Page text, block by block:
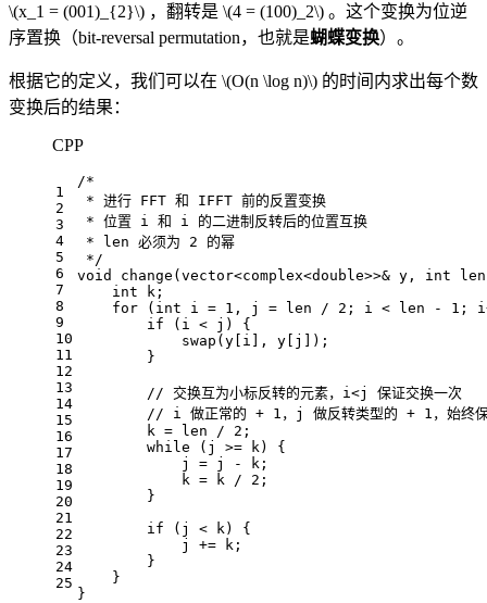
\(x_1 = (001)_{2}\) ，翻转是 \(4 = (100)_2\) 。这个变换为位逆
序置换（bit-reversal permutation，也就是蝴蝶变换）。
根据它的定义，我们可以在 \(O(n \log n)\) 的时间内求出每个数
变换后的结果：
CPP
1
2
3
4
5
6
7
8
9
10
11
12
13
14
15
16
17
18
19
20
21
22
23
24
25
/*
* 进行 FFT 和 IFFT 前的反置变换
* 位置 i 和 i 的二进制反转后的位置互换
* len 必须为 2 的幂
*/
void
change (vector<complex<double>>& y, int
int k;
for ( int i = 1 , j = len / 2 ; i < len - 1 ;
if (i < j) {
swap (y[i], y[j]);
        }
// 交换互为小标反转的元素，i<j 保证交换一次
// i 做正常的 + 1，j 做反转类型的 + 1，始终
        k = len /
2 ;
while (j >= k) {
            j = j - k;
            k = k /
2 ;
        }
if (j < k) {
            j += k;
        }
    }
}